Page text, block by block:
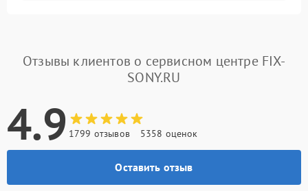
Отзывы клиентов о сервисном центре FIX-
SONY.RU
4.9 1799 отзывов 5358 оценок
Оставить отзыв